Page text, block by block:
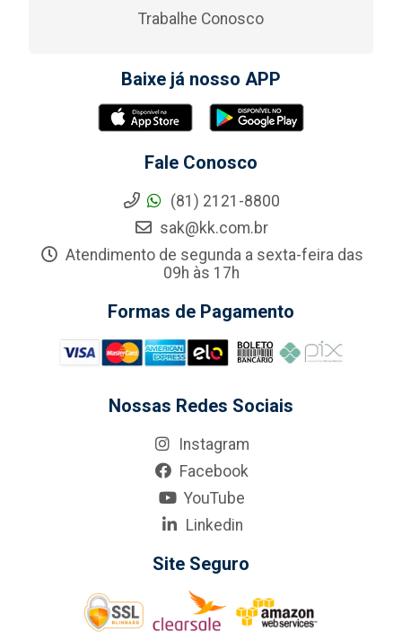
Trabalhe Conosco
Baixe já nosso APP
Fale Conosco
(81) 2121-8800
sak@kk.com.br
Atendimento de segunda a sexta-feira das
09h às 17h
Formas de Pagamento
Nossas Redes Sociais
Instagram
Facebook
YouTube
Linkedin
Site Seguro